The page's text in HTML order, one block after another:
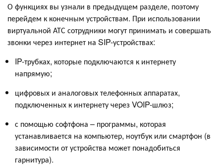
О функциях вы узнали в предыдущем разделе, поэтому
перейдем к конечным устройствам. При использовании
виртуальной АТС сотрудники могут принимать и совершать
звонки через интернет на SIP-устройствах:
IP-трубках, которые подключаются к интернету
напрямую;
цифровых и аналоговых телефонных аппаратах,
подключенных к интернету через VOIP-шлюз;
с помощью софтфона – программы, которая
устанавливается на компьютер, ноутбук или смартфон (в
зависимости от устройства может понадобиться
гарнитура).